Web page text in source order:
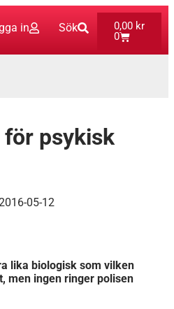
in Sök 0,00 kr
0
psykisk
05-12
lika biologisk som vilken
men ingen ringer polisen